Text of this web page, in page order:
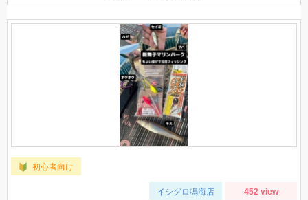
初心者向け
イシグロ鳴海店 452 view